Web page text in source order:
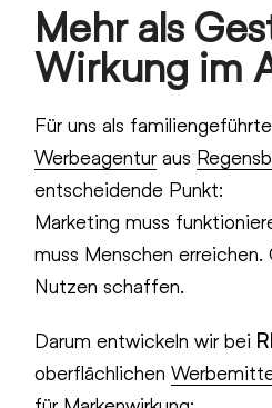
Mehr als
Wirkung im
Für uns als familiengeführte
Werbeagentur aus
entscheidende Punkt:
Marketing muss
muss Menschen erreichen.
Nutzen schaffen.
Darum entwickeln wir bei
oberflächlichen